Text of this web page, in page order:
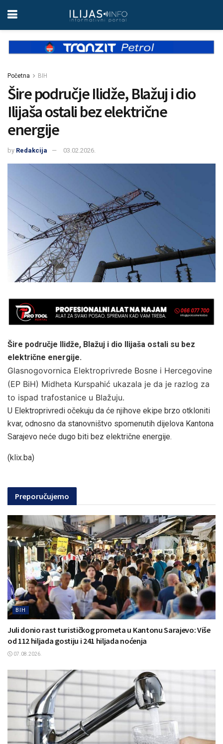
Početna BIH
Šire područje Ilidže, Blažuj i dio
Ilijaša ostali bez električne
energije
by Redakcija 03.02.2026.
Šire područje Ilidže, Blažuj i dio Ilijaša ostali su bez
električne energije.
Glasnogovornica Elektroprivrede Bosne i Hercegovine
(EP BiH) Midheta Kurspahić ukazala je da je razlog za
to ispad trafostanice u Blažuju.
U Elektroprivredi očekuju da će njihove ekipe brzo otkloniti
kvar, odnosno da stanovništvo spomenutih dijelova Kantona
Sarajevo neće dugo biti bez električne energije.
(klix.ba)
Preporučujemo
BIH
Juli donio rast turističkog prometa u Kantonu Sarajevo: Više
od 112 hiljada gostiju i 241 hiljada noćenja
07.08.2026.